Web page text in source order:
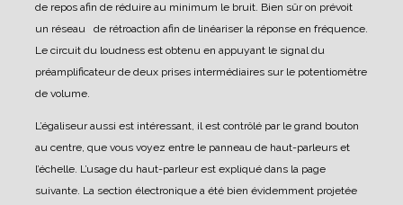
de repos afin de réduire au minimum le bruit. Bien sûr on prévoit
un réseau de rétroaction afin de linéariser la réponse en fréquence.
Le circuit du loudness est obtenu en appuyant le signal du
préamplificateur de deux prises intermédiaires sur le potentiomètre
de volume.
L’égaliseur aussi est intéressant, il est contrôlé par le grand bouton
au centre, que vous voyez entre le panneau de haut-parleurs et
l’échelle. L’usage du haut-parleur est expliqué dans la page
suivante. La section électronique a été bien évidemment projetée